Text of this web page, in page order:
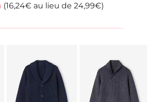
(16,24€ au lieu de 24,99€)